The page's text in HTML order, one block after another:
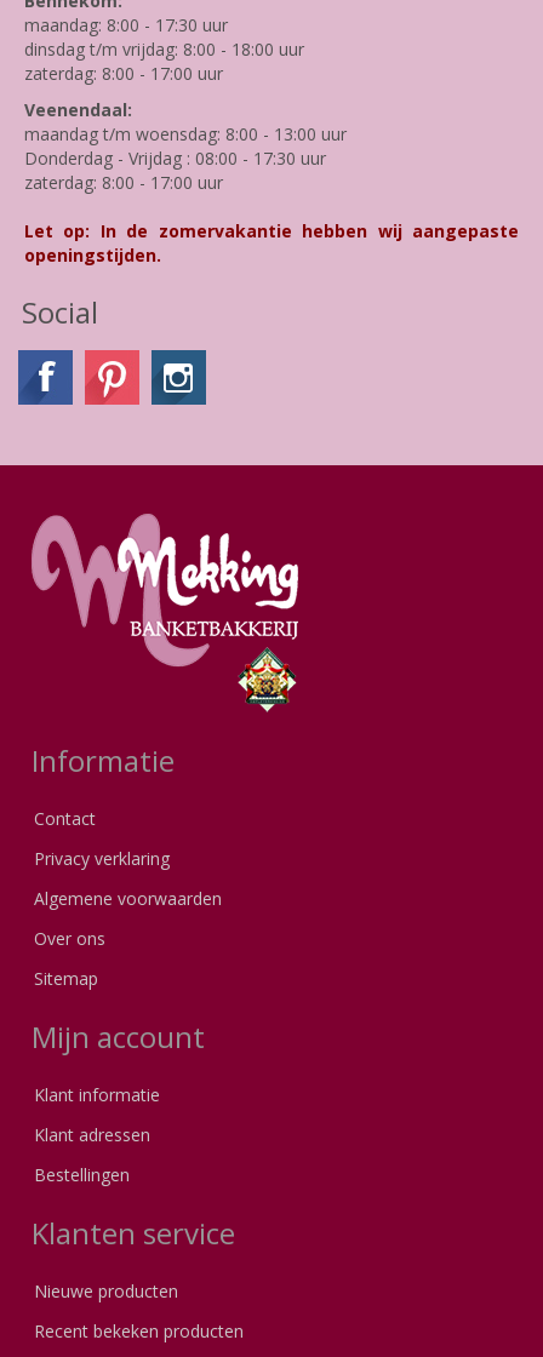
maandag: 8:00 - 17:30 uur
dinsdag t/m vrijdag: 8:00 - 18:00 uur
zaterdag: 8:00 - 17:00 uur
Veenendaal:
maandag t/m woensdag: 8:00 - 13:00 uur
Donderdag - Vrijdag : 08:00 - 17:30 uur
zaterdag: 8:00 - 17:00 uur
Let op: In de zomervakantie hebben wij aangepaste
openingstijden.
Social
Informatie
Contact
Privacy verklaring
Algemene voorwaarden
Over ons
Sitemap
Mijn account
Klant informatie
Klant adressen
Bestellingen
Klanten service
Nieuwe producten
Recent bekeken producten